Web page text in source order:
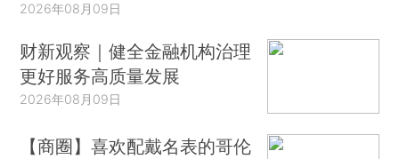
2026年08月09日
财新观察｜健全金融机构治理
更好服务高质量发展
2026年08月09日
【商圈】喜欢配戴名表的哥伦